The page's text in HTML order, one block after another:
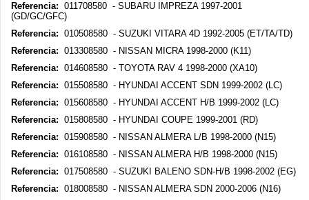
Referencia: 011708580 - SUBARU IMPREZA 1997-2001
(GD/GC/GFC)
Referencia: 010508580 - SUZUKI VITARA 4D 1992-2005 (ET/TA/TD)
Referencia: 013308580 - NISSAN MICRA 1998-2000 (K11)
Referencia: 014608580 - TOYOTA RAV 4 1998-2000 (XA10)
Referencia: 015508580 - HYUNDAI ACCENT SDN 1999-2002 (LC)
Referencia: 015608580 - HYUNDAI ACCENT H/B 1999-2002 (LC)
Referencia: 015808580 - HYUNDAI COUPE 1999-2001 (RD)
Referencia: 015908580 - NISSAN ALMERA L/B 1998-2000 (N15)
Referencia: 016108580 - NISSAN ALMERA H/B 1998-2000 (N15)
Referencia: 017508580 - SUZUKI BALENO SDN-H/B 1998-2002 (EG)
Referencia: 018008580 - NISSAN ALMERA SDN 2000-2006 (N16)